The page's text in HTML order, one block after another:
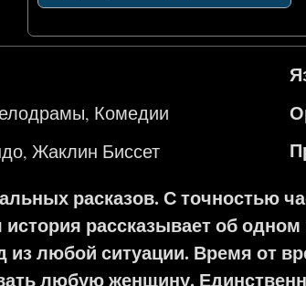
, Комедии
, Жаклин Биссет
расказов. С точностью
рассказывает об
из любой ситуации. Время от
любую женщину.